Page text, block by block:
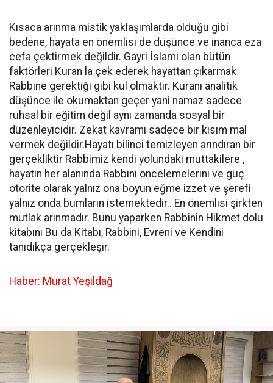
Kısaca arınma mistik yaklaşımlarda olduğu gibi
bedene, hayata en önemlisi de düşünce ve inanca eza
cefa çektirmek değildir. Gayri İslami olan bütün
faktörleri Kuran la çek ederek hayattan çıkarmak
Rabbine gerektiği gibi kul olmaktır. Kuranı analitik
düşünce ile okumaktan geçer yani namaz sadece
ruhsal bir eğitim değil aynı zamanda sosyal bir
düzenleyicidir. Zekat kavramı sadece bir kısım mal
vermek değildir.Hayatı bilinci temizleyen arındıran bir
gerçekliktir Rabbimiz kendi yolundaki muttakilere ,
hayatın her alanında Rabbini öncelemelerini ve güç
otorite olarak yalnız ona boyun eğme izzet ve şerefi
yalnız onda bumların istemektedir.. En önemlisi şirkten
mutlak arınmadır. Bunu yaparken Rabbinin Hikmet dolu
kitabını Bu da Kitabı, Rabbini, Evreni ve Kendini
tanıdıkça gerçekleşir.
Haber: Murat Yeşildağ